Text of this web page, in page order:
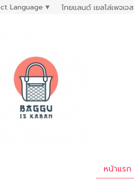
Language ▼ ไทยแลนด์ เยลโล่เพจเจส
หน้าแรก